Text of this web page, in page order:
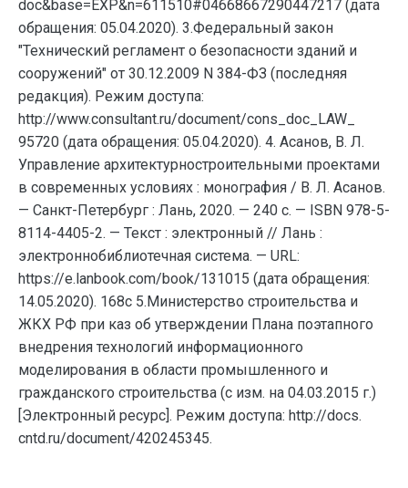
doc&base=EXP&n=611510#04668667290447217 (дата
обращения: 05.04.2020). 3.Федеральный закон
"Технический регламент о безопасности зданий и
сооружений" от 30.12.2009 N 384-ФЗ (последняя
редакция). Режим доступа:
http://www.consultant.ru/document/cons_doc_LAW_
95720 (дата обращения: 05.04.2020). 4. Асанов, В. Л.
Управление архитектурностроительными проектами
в современных условиях : монография / В. Л. Асанов.
— Санкт-Петербург : Лань, 2020. — 240 с. — ISBN 978-5-
8114-4405-2. — Текст : электронный // Лань :
электроннобиблиотечная система. — URL:
https://e.lanbook.com/book/131015 (дата обращения:
14.05.2020). 168с 5.Министерство строительства и
ЖКХ РФ при каз об утверждении Плана поэтапного
внедрения технологий информационного
моделирования в области промышленного и
гражданского строительства (с изм. на 04.03.2015 г.)
[Электронный ресурс]. Режим доступа: http://docs.
cntd.ru/document/420245345.